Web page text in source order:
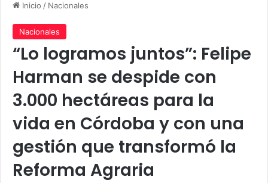
Inicio / Nacionales
Nacionales
“Lo logramos juntos”: Felipe
Harman se despide con
3.000 hectáreas para la
vida en Córdoba y con una
gestión que transformó la
Reforma Agraria